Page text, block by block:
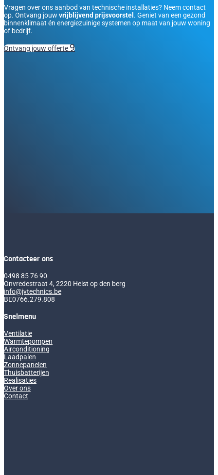
Vragen over ons aanbod van technische installaties? Neem contact
op. Ontvang jouw vrijblijvend prijsvoorstel . Geniet van een gezond
binnenklimaat én energiezuinige systemen op maat van jouw woning
of bedrijf.
Ontvang jouw offerte
Contacteer ons
0498 85 76 90
Onvredestraat 4, 2220 Heist op den berg
info@jvtechnics.be
BE0766.279.808
Snelmenu
Ventilatie
Warmtepompen
Airconditioning
Laadpalen
Zonnepanelen
Thuisbatterijen
Realisaties
Over ons
Contact